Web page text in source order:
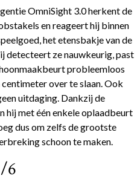
OmniSight 3.0 herkent de
en reageert hij binnen
het etensbakje van de
detecteert ze nauwkeurig, past
probleemloos
over te slaan. Ook
uitdaging. Dankzij de
met één enkele oplaadbeurt
dus om zelfs de grootste
schoon te maken.
6